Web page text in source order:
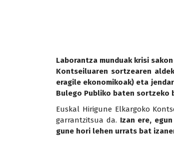
Laborantza munduak krisi
Kontseiluaren sortzearen
eragile ekonomikoak) eta
Bulego Publiko baten sortzeko
Euskal Hirigune Elkargoko
garrantzitsua da. Izan ere,
gune hori lehen urrats bat